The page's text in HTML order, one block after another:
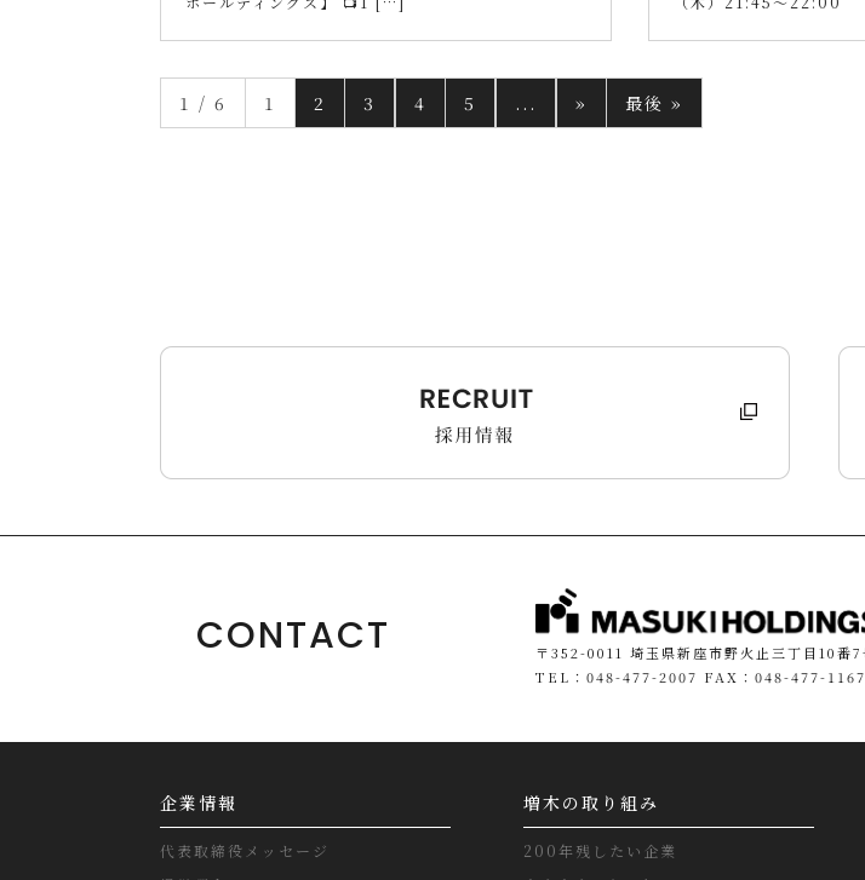
1 / 6 1 2 3 4 5 ... » 最後 »
CONTACT
〒352-0011 埼玉県新座市野火止三丁目10番7
TEL：048-477-2007 FAX：048-477-1167
企業情報
代表取締役メッセージ
増木の取り組み
200年残したい企業